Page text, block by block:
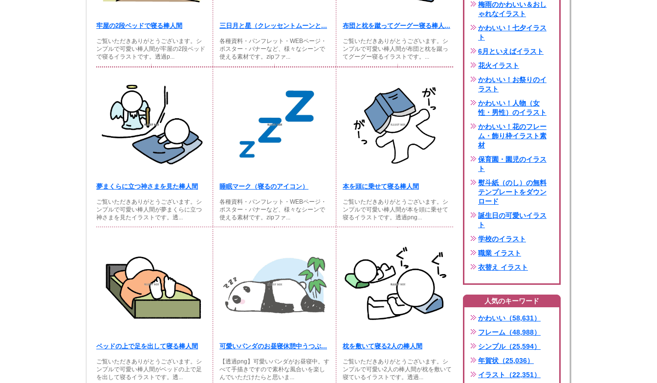
牢屋の2段ベッドで寝る棒人間
ご覧いただきありがとうございます。シ
ンプルで可愛い棒人間が牢屋の2段ベッド
で寝るイラストです。透過p...
三日月と星（クレッセントムーンと...
各種資料・パンフレット・WEBページ・
ポスター・バナーなど、様々なシーンで
使える素材です。zipファ...
布団と枕を蹴ってグーグー寝る棒人...
ご覧いただきありがとうございます。シ
ンプルで可愛い棒人間が布団と枕を蹴っ
てグーグー寝るイラストです。...
夢まくらに立つ神さまを見た棒人間
ご覧いただきありがとうございます。シ
ンプルで可愛い棒人間が夢まくらに立つ
神さまを見たイラストです。透...
睡眠マーク（寝るのアイコン）
各種資料・パンフレット・WEBページ・
ポスター・バナーなど、様々なシーンで
使える素材です。zipファ...
本を頭に乗せて寝る棒人間
ご覧いただきありがとうございます。シ
ンプルで可愛い棒人間が本を頭に乗せて
寝るイラストです。透過png...
ベッドの上で足を出して寝る棒人間
ご覧いただきありがとうございます。シ
ンプルで可愛い棒人間がベッドの上で足
を出して寝るイラストです。透...
可愛いパンダのお昼寝休憩中うつぶ...
【透過png】可愛いパンダがお昼寝中。す
べて手描きですので素朴な風合いを楽し
んでいただけたらと思いま...
枕を敷いて寝る2人の棒人間
ご覧いただきありがとうございます。シ
ンプルで可愛い2人の棒人間が枕を敷いて
寝ているイラストです。透過...
梅雨のかわいい＆おし
ゃれなイラスト
かわいい！七夕イラス
ト
6月といえばイラスト
花火イラスト
かわいい！お祭りのイ
ラスト
かわいい！人物（女
性・男性）のイラスト
かわいい！花のフレー
ム・飾り枠イラスト素
材
保育園・園児のイラス
ト
熨斗紙（のし）の無料
テンプレートをダウン
ロード
誕生日の可愛いイラス
ト
学校のイラスト
職業 イラスト
衣替え イラスト
人気のキーワード
かわいい（58,631）
フレーム（48,988）
シンプル（25,594）
年賀状（25,036）
イラスト（22,351）